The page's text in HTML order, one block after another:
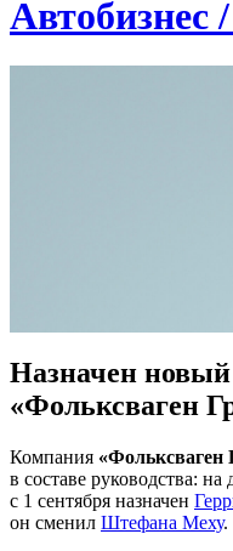
Автобизнес
Назначен новый
«Фольксваген
Компания «Фольксваген
в составе руководства:
с 1 сентября назначен
он сменил Штефана Меху.